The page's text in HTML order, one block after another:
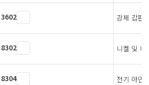
강제 갑판
니켈 및 니
전기 아연